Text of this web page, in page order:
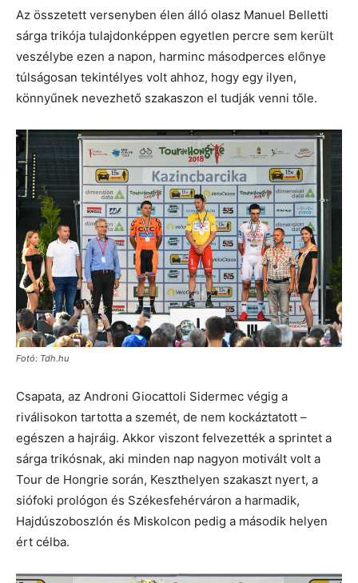
Az összetett versenyben élen álló olasz Manuel Belletti
sárga trikója tulajdonképpen egyetlen percre sem került
veszélybe ezen a napon, harminc másodperces előnye
túlságosan tekintélyes volt ahhoz, hogy egy ilyen,
könnyűnek nevezhető szakaszon el tudják venni tőle.
Fotó: Tdh.hu
Csapata, az Androni Giocattoli Sidermec végig a
riválisokon tartotta a szemét, de nem kockáztatott –
egészen a hajráig. Akkor viszont felvezették a sprintet a
sárga trikósnak, aki minden nap nagyon motivált volt a
Tour de Hongrie során, Keszthelyen szakaszt nyert, a
siófoki prológon és Székesfehérváron a harmadik,
Hajdúszoboszlón és Miskolcon pedig a második helyen
ért célba.